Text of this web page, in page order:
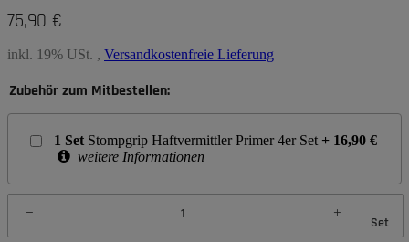
75,90 €
inkl. 19% USt. , Versandkostenfreie Lieferung
Zubehör zum Mitbestellen:
1 Set Stompgrip Haftvermittler Primer 4er Set + 16,90 €
weitere Informationen
Set